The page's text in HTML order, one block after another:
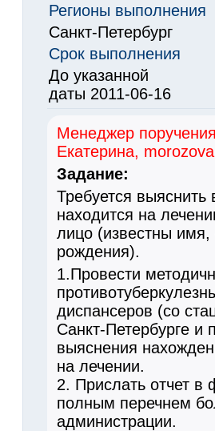
Регионы выполнения
Санкт-Петербург
Срок выполнения
До указанной
даты 2011-06-16
Менеджер
Екатерина,
Задание:
Требуется выяснить
находится на
лицо (известны
рождения).
1.Провести
диспансеров (со
Санкт-Петербурге и
выяснения
на лечении.
2. Прислать отчет в
полным перечнем
администрации.